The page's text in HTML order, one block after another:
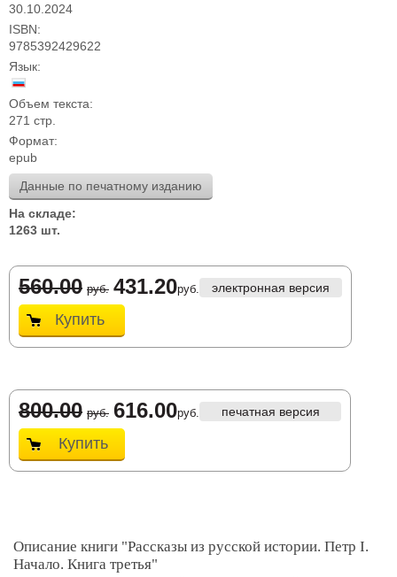
30.10.2024
ISBN:
9785392429622
Язык:
Объем текста:
271 стр.
Формат:
epub
Данные по печатному изданию
На складе:
1263 шт.
560.00 руб. 431.20руб. электронная версия
Купить
800.00 руб. 616.00руб. печатная версия
Купить
Описание книги "Рассказы из русской истории. Петр I.
Начало. Книга третья"